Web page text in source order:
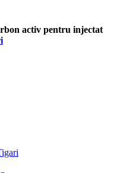
activ pentru injectat